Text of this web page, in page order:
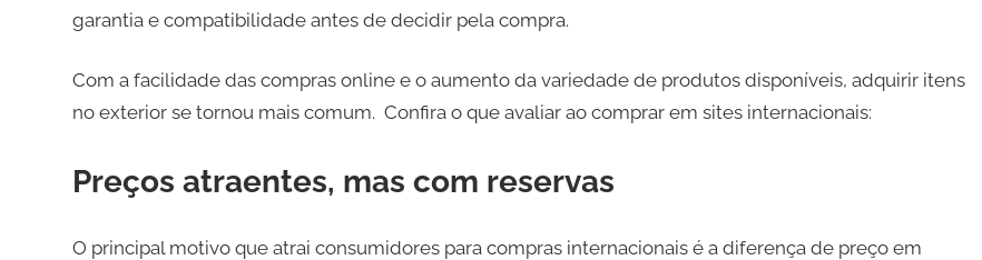
garantia e compatibilidade antes de decidir pela compra.
Com a facilidade das compras online e o aumento da variedade de produtos disponíveis, adquirir itens
no exterior se tornou mais comum. Confira o que avaliar ao comprar em sites internacionais:
Preços atraentes, mas com reservas
O principal motivo que atrai consumidores para compras internacionais é a diferença de preço em